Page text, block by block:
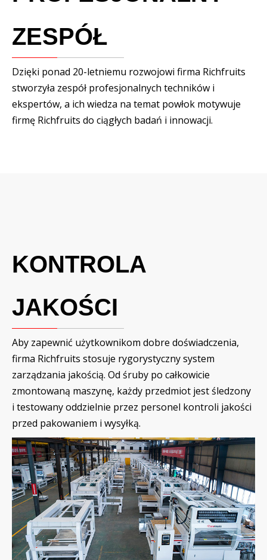
ZESPÓŁ
Dzięki ponad 20-letniemu rozwojowi firma Richfruits
stworzyła zespół profesjonalnych techników i
ekspertów, a ich wiedza na temat powłok motywuje
firmę Richfruits do ciągłych badań i innowacji.
KONTROLA
JAKOŚCI
Aby zapewnić użytkownikom dobre doświadczenia,
firma Richfruits stosuje rygorystyczny system
zarządzania jakością. Od śruby po całkowicie
zmontowaną maszynę, każdy przedmiot jest śledzony
i testowany oddzielnie przez personel kontroli jakości
przed pakowaniem i wysyłką.